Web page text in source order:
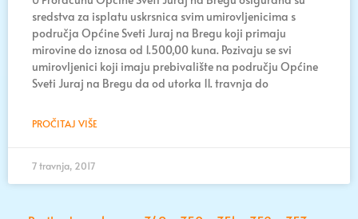
sredstva za isplatu uskrsnica svim umirovljenicima s
područja Općine Sveti Juraj na Bregu koji primaju
mirovine do iznosa od 1.500,00 kuna. Pozivaju se svi
umirovljenici koji imaju prebivalište na području Općine
Sveti Juraj na Bregu da od utorka 11. travnja do
PROČITAJ VIŠE
7 travnja, 2017